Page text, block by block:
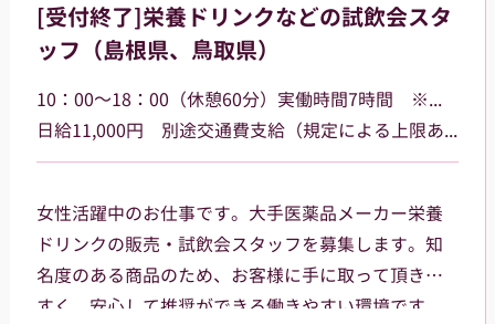
[受付終了]栄養ドリンクなどの試飲会スタ
ッフ（島根県、鳥取県）
10：00～18：00（休憩60分）実働時間7時間 ※勤務場所によって多少時間が異なる場合があります
日給11,000円 別途交通費支給（規定による上限あり）
女性活躍中のお仕事です。大手医薬品メーカー栄養
ドリンクの販売・試飲会スタッフを募集します。知
名度のある商品のため、お客様に手に取って頂きや
すく、安心して推奨ができる働きやすい環境です。